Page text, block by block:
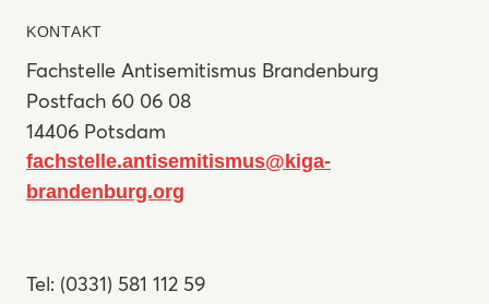
KONTAKT
Fachstelle Antisemitismus Brandenburg
Postfach 60 06 08
14406 Potsdam
fachstelle.antisemitismus@kiga-
brandenburg.org
Tel: (0331) 581 112 59